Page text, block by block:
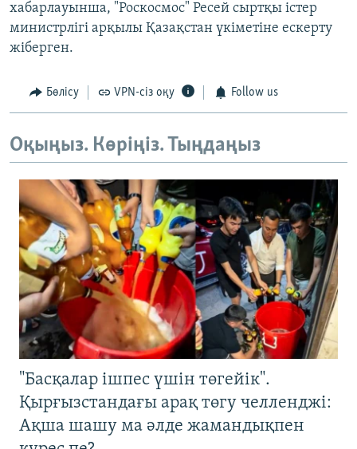
хабарлауынша, "Роскосмос" Ресей сыртқы істер
министрлігі арқылы Қазақстан үкіметіне ескерту
жіберген.
Бөлісу VPN-сіз оқу Follow us
Оқыңыз. Көріңіз. Тыңдаңыз
"Басқалар ішпес үшін төгейік".
Қырғызстандағы арақ төгу челленджі:
Ақша шашу ма әлде жамандықпен